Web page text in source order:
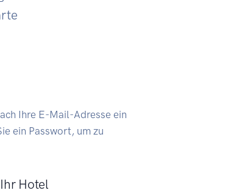
Ihre E-Mail-Adresse ein
ein Passwort, um zu
Hotel